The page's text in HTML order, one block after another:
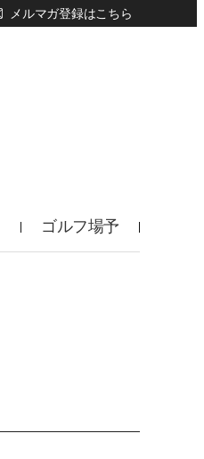
ゴルフ場予
メルマガ登録はこちら